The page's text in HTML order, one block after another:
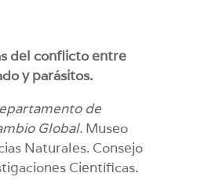
del conflicto entre
y parásitos.
de
Global. Museo
Naturales. Consejo
Científicas.